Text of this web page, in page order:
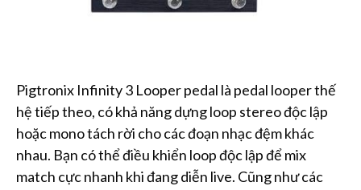
Pigtronix Infinity 3 Looper pedal là pedal looper thế
hệ tiếp theo, có khả năng dựng loop stereo độc lập
hoặc mono tách rời cho các đoạn nhạc đệm khác
nhau. Bạn có thể điều khiển loop độc lập để mix
match cực nhanh khi đang diễn live. Cũng như các